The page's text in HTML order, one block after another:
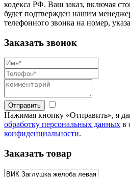
кодекса РФ. Ваш заказ, включая
будет подтвержден нашим
телефонного звонка на номер,
Заказать звонок
Отправить
Нажимая кнопку «Отправить», я
обработку персональных данных в
конфиденциальности.
Заказать товар